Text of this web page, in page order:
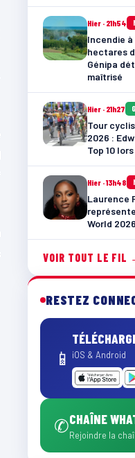
Hier · 21h54
Incendie à
hectares
Génipa
maîtrisé
Hier · 21h27
Tour
2026 :
Top 10
Hier · 13h48
Laurence
World
VOIR TOUT LE FIL
RESTEZ
📱 iOS & Android
✆CHAÎNE
Rejoindre la